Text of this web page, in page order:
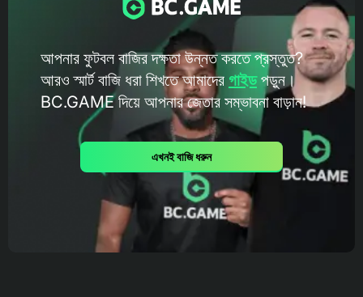
আপনার ফুটবল বাজির দক্ষতা উন্নত করতে প্রস্তুত?
আরও স্মার্ট বাজি ধরা শিখতে আমাদের গাইডপড়ুন।
BC.GAME দিয়ে আপনার জেতার সম্ভাবনা বাড়ান!
এখনই বাজি ধরুন